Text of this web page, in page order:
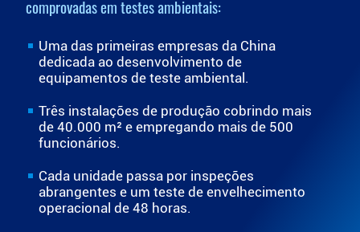
comprovadas em testes ambientais:
Uma das primeiras empresas da China
dedicada ao desenvolvimento de
equipamentos de teste ambiental.
Três instalações de produção cobrindo mais
de 40.000 m² e empregando mais de 500
funcionários.
Cada unidade passa por inspeções
abrangentes e um teste de envelhecimento
operacional de 48 horas.